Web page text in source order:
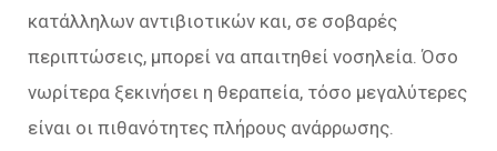
κατάλληλων αντιβιοτικών και, σε σοβαρές
περιπτώσεις, μπορεί να απαιτηθεί νοσηλεία. Όσο
νωρίτερα ξεκινήσει η θεραπεία, τόσο μεγαλύτερες
είναι οι πιθανότητες πλήρους ανάρρωσης.